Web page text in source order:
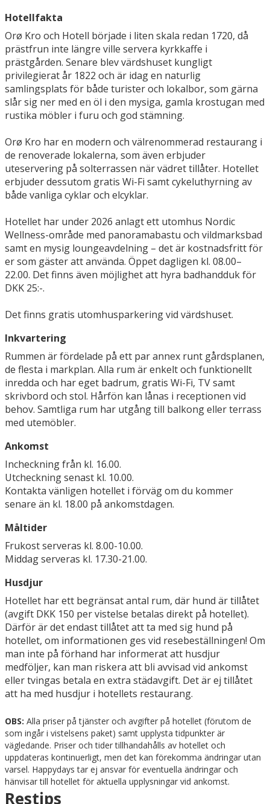
Hotellfakta
Orø Kro och Hotell började i liten skala redan 1720, då
prästfrun inte längre ville servera kyrkkaffe i
prästgården. Senare blev värdshuset kungligt
privilegierat år 1822 och är idag en naturlig
samlingsplats för både turister och lokalbor, som gärna
slår sig ner med en öl i den mysiga, gamla krostugan med
rustika möbler i furu och god stämning.
Orø Kro har en modern och välrenommerad restaurang i
de renoverade lokalerna, som även erbjuder
uteservering på solterrassen när vädret tillåter. Hotellet
erbjuder dessutom gratis Wi-Fi samt cykeluthyrning av
både vanliga cyklar och elcyklar.
Hotellet har under 2026 anlagt ett utomhus Nordic
Wellness-område med panoramabastu och vildmarksbad
samt en mysig loungeavdelning – det är kostnadsfritt för
er som gäster att använda. Öppet dagligen kl. 08.00–
22.00. Det finns även möjlighet att hyra badhandduk för
DKK 25:-.
Det finns gratis utomhusparkering vid värdshuset.
Inkvartering
Rummen är fördelade på ett par annex runt gårdsplanen,
de flesta i markplan. Alla rum är enkelt och funktionellt
inredda och har eget badrum, gratis Wi-Fi, TV samt
skrivbord och stol. Hårfön kan lånas i receptionen vid
behov. Samtliga rum har utgång till balkong eller terrass
med utemöbler.
Ankomst
Incheckning från kl. 16.00.
Utcheckning senast kl. 10.00.
Kontakta vänligen hotellet i förväg om du kommer
senare än kl. 18.00 på ankomstdagen.
Måltider
Frukost serveras kl. 8.00-10.00.
Middag serveras kl. 17.30-21.00.
Husdjur
Hotellet har ett begränsat antal rum, där hund är tillåtet
(avgift DKK 150 per vistelse betalas direkt på hotellet).
Därför är det endast tillåtet att ta med sig hund på
hotellet, om informationen ges vid resebeställningen! Om
man inte på förhand har informerat att husdjur
medföljer, kan man riskera att bli avvisad vid ankomst
eller tvingas betala en extra städavgift. Det är ej tillåtet
att ha med husdjur i hotellets restaurang.
OBS: Alla priser på tjänster och avgifter på hotellet (förutom de
som ingår i vistelsens paket) samt upplysta tidpunkter är
vägledande. Priser och tider tillhandahålls av hotellet och
uppdateras kontinuerligt, men det kan förekomma ändringar utan
varsel. Happydays tar ej ansvar för eventuella ändringar och
hänvisar till hotellet för aktuella upplysningar vid ankomst.
Restips